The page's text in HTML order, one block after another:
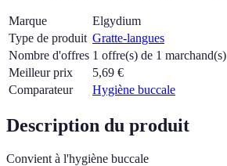
Marque
Elgydium
Type de produit Gratte-langues
Nombre d'offres 1 offre(s) de 1 marchand(s)
Meilleur prix
5,69 €
Comparateur
Hygiène buccale
Description du produit
Convient à l'hygiène buccale